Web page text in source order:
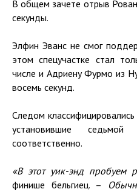
В общем зачете отрыв
секунды.
Элфин Эванс не смог
этом спецучастке стал
числе и Адриену Фурмо из
восемь секунд.
Следом
установившие
соответственно.
«В этот уик-энд пробуем
финише бельгиец. –